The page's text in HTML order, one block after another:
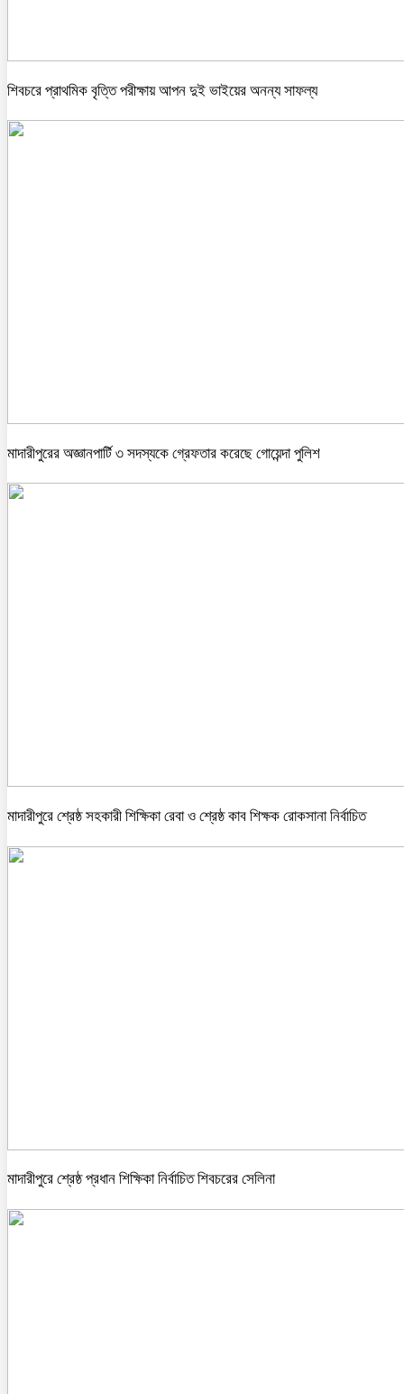
শিবচরে প্রাথমিক বৃত্তি পরীক্ষায় আপন দুই ভাইয়ের অনন্য সাফল্য
মাদারীপুরের অজ্ঞানপার্টি ৩ সদস্যকে গ্রেফতার করেছে গোয়েন্দা পুলিশ
মাদারীপুরে শ্রেষ্ঠ সহকারী শিক্ষিকা রেবা ও শ্রেষ্ঠ কাব শিক্ষক রোকসানা নির্বাচিত
মাদারীপুরে শ্রেষ্ঠ প্রধান শিক্ষিকা নির্বাচিত শিবচরের সেলিনা